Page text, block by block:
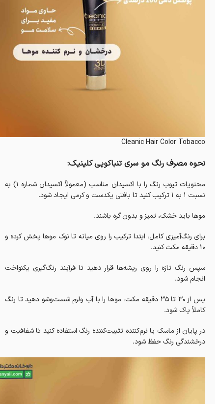
Cleanic Hair Color Tobacco
نحوه مصرف رنگ مو سری تنباکویی کلینیک:
محتویات تیوپ رنگ را با اکسیدان مناسب (معمولاً اکسیدان شماره ۱) به
نسبت ۱ به ۱ ترکیب کنید تا بافتی یکدست و کرمی ایجاد شود.
موها باید خشک، تمیز و بدون گره باشند.
برای رنگ‌آمیزی کامل، ابتدا ترکیب را روی میانه تا نوک موها پخش کرده و
۱۰ دقیقه مکث کنید.
سپس رنگ تازه را روی ریشه‌ها قرار دهید تا فرآیند رنگ‌گیری یکنواخت
انجام شود.
پس از ۳۰ تا 35 دقیقه مکث، موها را با آب ولرم شست‌وشو دهید تا رنگ
کاملاً پاک شود.
در پایان از ماسک یا نرم‌کننده تثبیت‌کننده رنگ استفاده کنید تا شفافیت و
درخشندگی رنگ حفظ شود.